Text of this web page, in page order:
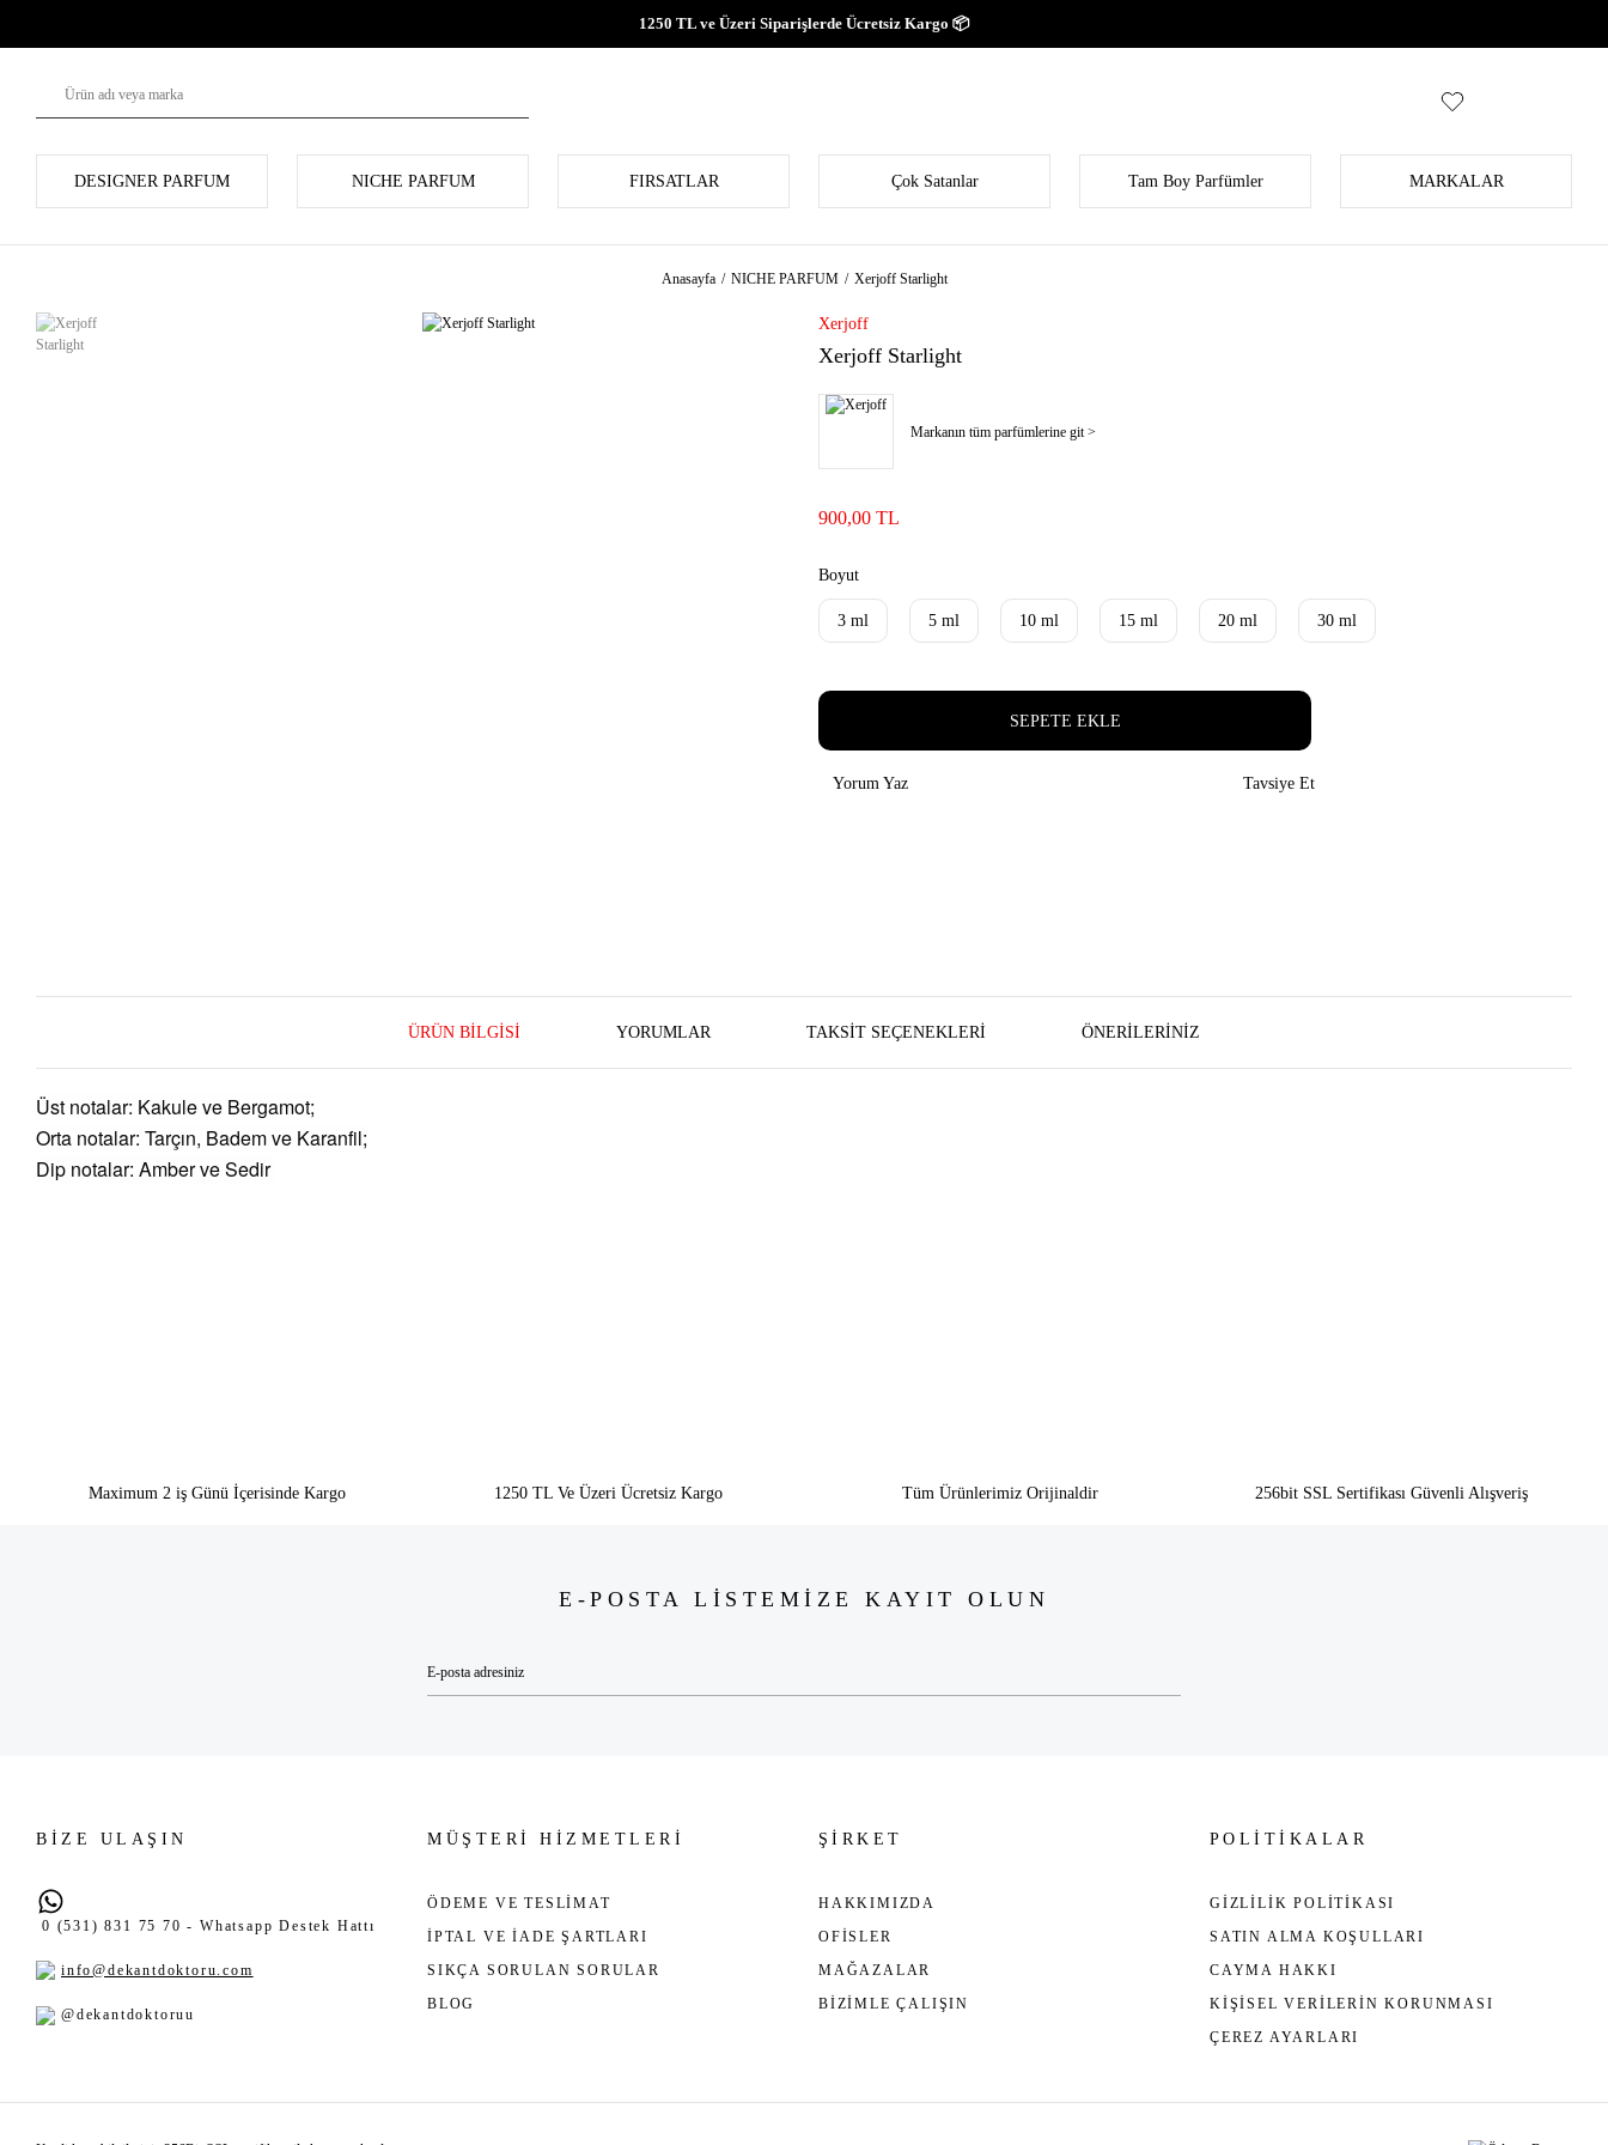
1250 TL ve Üzeri Siparişlerde Ücretsiz Kargo 📦
DESIGNER PARFUM NICHE PARFUM FIRSATLAR Çok Satanlar Tam Boy Parfümler MARKALAR
Anasayfa NICHE PARFUM Xerjoff Starlight
Xerjoff
Xerjoff Starlight
Markanın tüm parfümlerine git >
900,00 TL
Boyut
3 ml 5 ml 10 ml 15 ml 20 ml 30 ml
SEPETE EKLE
Yorum Yaz Tavsiye Et
ÜRÜN BILGISI YORUMLAR TAKSIT SEÇENEKLERI ÖNERILERINIZ
Üst notalar: Kakule ve Bergamot;
Orta notalar: Tarçın, Badem ve Karanfil;
Dip notalar: Amber ve Sedir
Maximum 2 iş Günü İçerisinde Kargo 1250 TL Ve Üzeri Ücretsiz Kargo Tüm Ürünlerimiz Orijinaldir 256bit SSL Sertifikası Güvenli Alışveriş
E-POSTA LİSTEMİZE KAYIT OLUN
BİZE ULAŞIN
0 (531) 831 75 70 - Whatsapp Destek Hattı
info@dekantdoktoru.com
@dekantdoktoruu
MÜŞTERİ HİZMETLERİ
ÖDEME VE TESLİMAT
İPTAL VE İADE ŞARTLARI
SIKÇA SORULAN SORULAR
BLOG
ŞİRKET
HAKKIMIZDA
OFİSLER
MAĞAZALAR
BİZİMLE ÇALIŞIN
POLİTİKALAR
GİZLİLİK POLİTİKASI
SATIN ALMA KOŞULLARI
CAYMA HAKKI
KİŞİSEL VERİLERİN KORUNMASI
ÇEREZ AYARLARI